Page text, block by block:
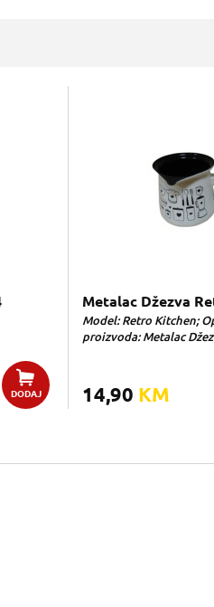
DODAJ
Metalac Džezva
Model: Retro Kitchen;
proizvoda: Metalac
14,90 KM